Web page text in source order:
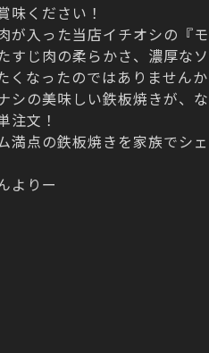
味ください！
が入った当店イチオシの『モ
すじ肉の柔らかさ、濃厚な
くなったのではありませんか
シの美味しい鉄板焼きが、
注文！
満点の鉄板焼きを家族でシ
よりー